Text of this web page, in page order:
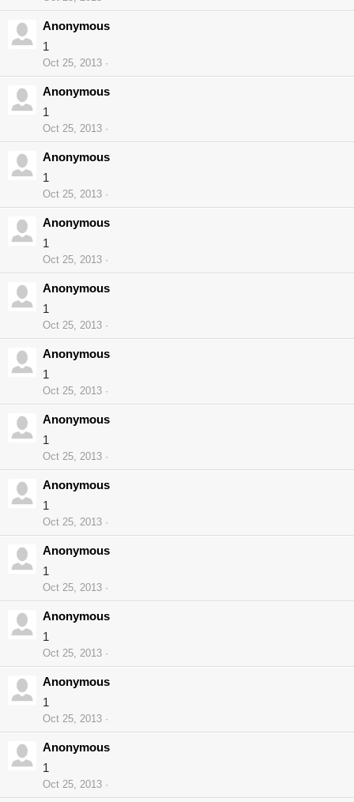
Anonymous
1
Oct 25, 2013
Anonymous
1
Oct 25, 2013
Anonymous
1
Oct 25, 2013
Anonymous
1
Oct 25, 2013
Anonymous
1
Oct 25, 2013
Anonymous
1
Oct 25, 2013
Anonymous
1
Oct 25, 2013
Anonymous
1
Oct 25, 2013
Anonymous
1
Oct 25, 2013
Anonymous
1
Oct 25, 2013
Anonymous
1
Oct 25, 2013
Anonymous
1
Oct 25, 2013